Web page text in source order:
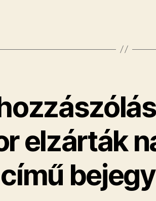
elzárták
című